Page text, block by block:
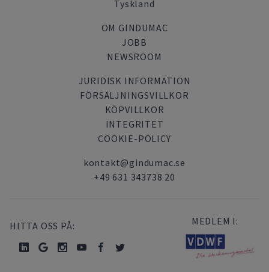
Tyskland
OM GINDUMAC
JOBB
NEWSROOM
JURIDISK INFORMATION
FÖRSÄLJNINGSVILLKOR
KÖPVILLKOR
INTEGRITET
COOKIE-POLICY
kontakt@gindumac.se
+49 631 343738 20
HITTA OSS PÅ: MEDLEM I: